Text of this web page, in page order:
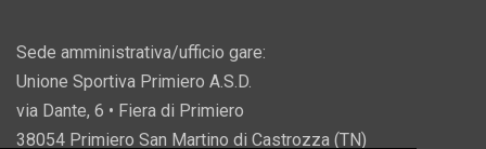
Sede amministrativa/ufficio gare:
Unione Sportiva Primiero A.S.D.
via Dante, 6 • Fiera di Primiero
38054 Primiero San Martino di Castrozza (TN)